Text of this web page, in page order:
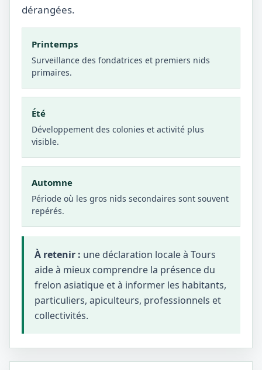
dérangées.
Printemps
Surveillance des fondatrices et premiers nids
primaires.
Été
Développement des colonies et activité plus
visible.
Automne
Période où les gros nids secondaires sont souvent
repérés.
À retenir : une déclaration locale à Tours
aide à mieux comprendre la présence du
frelon asiatique et à informer les habitants,
particuliers, apiculteurs, professionnels et
collectivités.